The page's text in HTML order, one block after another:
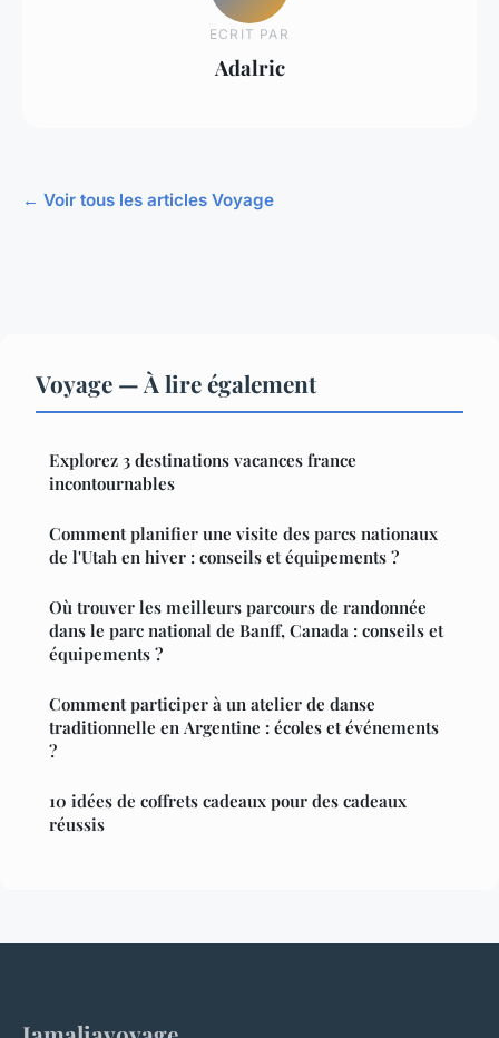
ECRIT PAR
Adalric
← Voir tous les articles Voyage
Voyage — À lire également
Explorez 3 destinations vacances france
incontournables
Comment planifier une visite des parcs nationaux
de l'Utah en hiver : conseils et équipements ?
Où trouver les meilleurs parcours de randonnée
dans le parc national de Banff, Canada : conseils et
équipements ?
Comment participer à un atelier de danse
traditionnelle en Argentine : écoles et événements
?
10 idées de coffrets cadeaux pour des cadeaux
réussis